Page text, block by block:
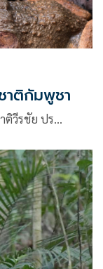
าติกัมพูชา
ติวีรชัย ปร…